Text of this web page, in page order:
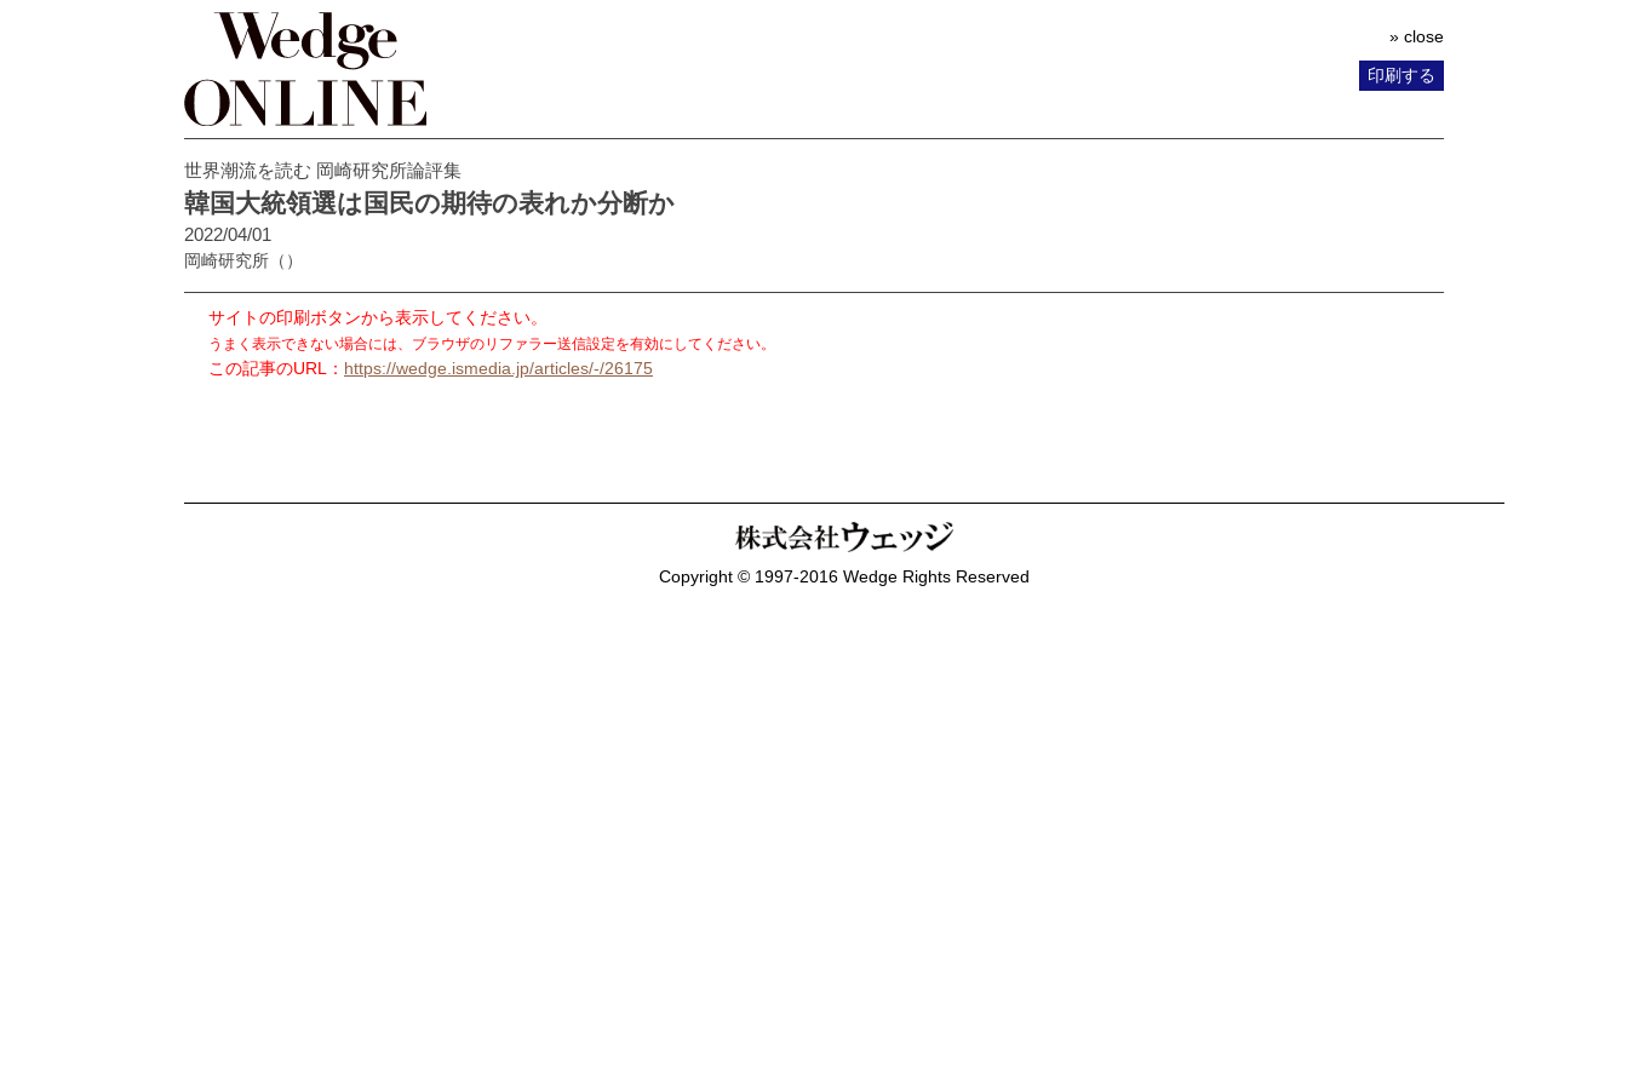
» close
印刷する
世界潮流を読む 岡崎研究所論評集
韓国大統領選は国民の期待の表れか分断か
2022/04/01
岡崎研究所 （）
サイトの印刷ボタンから表示してください。
うまく表示できない場合には、ブラウザのリファラー送信設定を有効にしてください。
この記事のURL： https://wedge.ismedia.jp/articles/-/26175
Copyright © 1997-2016 Wedge Rights Reserved